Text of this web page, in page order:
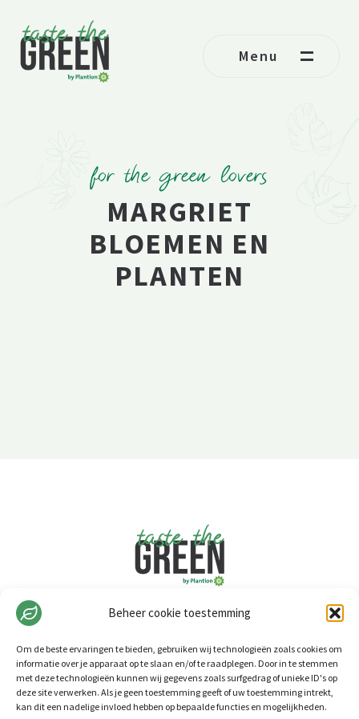
Beheer cookie toestemming
Om de beste ervaringen te bieden, gebruiken wij technologieën zoals cookies om
informatie over je apparaat op te slaan en/of te raadplegen. Door in te stemmen
met deze technologieën kunnen wij gegevens zoals surfgedrag of unieke ID's op
deze site verwerken. Als je geen toestemming geeft of uw toestemming intrekt,
kan dit een nadelige invloed hebben op bepaalde functies en mogelijkheden.
Menu
for the green lovers
MARGRIET
BLOEMEN EN
PLANTEN